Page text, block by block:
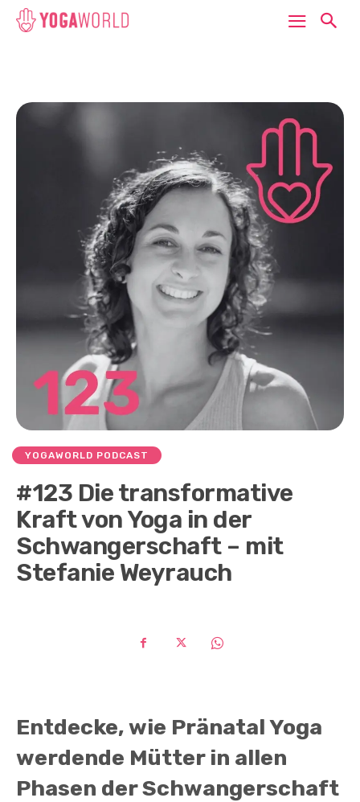
YOGAWORLD PODCAST
#123 Die transformative
Kraft von Yoga in der
Schwangerschaft – mit
Stefanie Weyrauch
Entdecke, wie Pränatal Yoga
werdende Mütter in allen
Phasen der Schwangerschaft